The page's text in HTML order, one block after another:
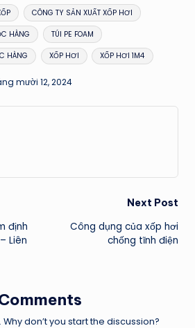
CÔNG TY SẢN XUẤT XỐP HƠI
HÀNG TÚI PE FOAM
HÀNG XỐP HƠI XỐP HƠI 1M4
mười 12, 2024
định
Liên
Next Post
Công dụng của xốp hơi
chống tĩnh điện
don’t you start the discussion?